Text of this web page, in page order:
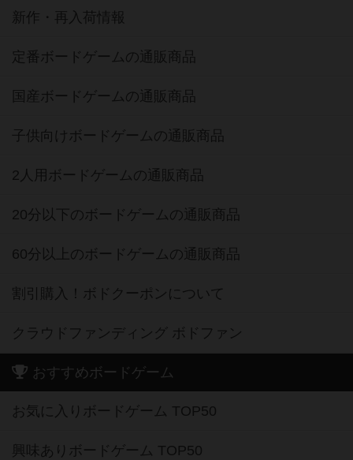
新作・再入荷情報
定番ボードゲームの通販商品
国産ボードゲームの通販商品
子供向けボードゲームの通販商品
2人用ボードゲームの通販商品
20分以下のボードゲームの通販商品
60分以上のボードゲームの通販商品
割引購入！ボドクーポンについて
クラウドファンディング ボドファン
おすすめボードゲーム
お気に入りボードゲーム TOP50
興味ありボードゲーム TOP50